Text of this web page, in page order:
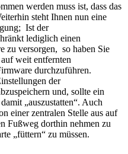
werden muss ist, dass das
steht Ihnen nun eine
Ist der
lediglich einen
zu versorgen, so haben Sie
weit entfernten
durchzuführen.
der
und, sollte ein
„auszustatten“. Auch
einer zentralen Stelle aus auf
Fußweg dorthin nehmen zu
„füttern“ zu müssen.